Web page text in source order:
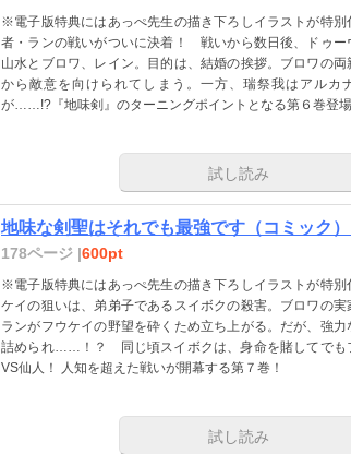
※電子版特典にはあっぺ先生の描き下ろしイラストが特
者・ランの戦いがついに決着！ 戦いから数日後、ドゥー
山水とブロワ、レイン。目的は、結婚の挨拶。ブロワの
から敵意を向けられてしまう。一方、瑞祭我はアルカ
が……!?『地味剣』のターニングポイントとなる第６巻登場
試し読み
地味な剣聖はそれでも最強です（コミック
178ページ |600pt
※電子版特典にはあっぺ先生の描き下ろしイラストが特
ケイの狙いは、弟弟子であるスイボクの殺害。ブロワの
ランがフウケイの野望を砕くため立ち上がる。だが、強
詰められ……！？ 同じ頃スイボクは、身命を賭してでも
VS仙人！ 人知を超えた戦いが開幕する第７巻！
試し読み